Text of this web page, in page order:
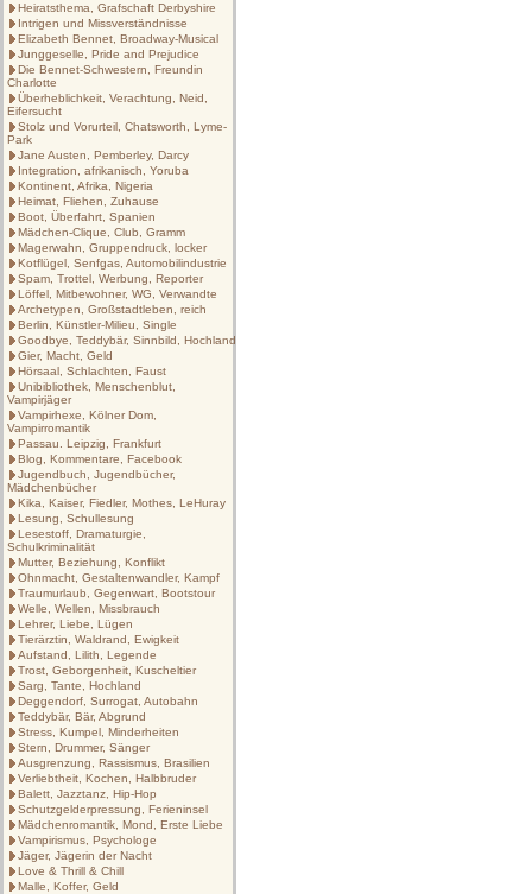
Heiratsthema, Grafschaft Derbyshire
Intrigen und Missverständnisse
Elizabeth Bennet, Broadway-Musical
Junggeselle, Pride and Prejudice
Die Bennet-Schwestern, Freundin
Charlotte
Überheblichkeit, Verachtung, Neid,
Eifersucht
Stolz und Vorurteil, Chatsworth, Lyme-
Park
Jane Austen, Pemberley, Darcy
Integration, afrikanisch, Yoruba
Kontinent, Afrika, Nigeria
Heimat, Fliehen, Zuhause
Boot, Überfahrt, Spanien
Mädchen-Clique, Club, Gramm
Magerwahn, Gruppendruck, locker
Kotflügel, Senfgas, Automobilindustrie
Spam, Trottel, Werbung, Reporter
Löffel, Mitbewohner, WG, Verwandte
Archetypen, Großstadtleben, reich
Berlin, Künstler-Milieu, Single
Goodbye, Teddybär, Sinnbild, Hochland
Gier, Macht, Geld
Hörsaal, Schlachten, Faust
Unibibliothek, Menschenblut,
Vampirjäger
Vampirhexe, Kölner Dom,
Vampirromantik
Passau. Leipzig, Frankfurt
Blog, Kommentare, Facebook
Jugendbuch, Jugendbücher,
Mädchenbücher
Kika, Kaiser, Fiedler, Mothes, LeHuray
Lesung, Schullesung
Lesestoff, Dramaturgie,
Schulkriminalität
Mutter, Beziehung, Konflikt
Ohnmacht, Gestaltenwandler, Kampf
Traumurlaub, Gegenwart, Bootstour
Welle, Wellen, Missbrauch
Lehrer, Liebe, Lügen
Tierärztin, Waldrand, Ewigkeit
Aufstand, Lilith, Legende
Trost, Geborgenheit, Kuscheltier
Sarg, Tante, Hochland
Deggendorf, Surrogat, Autobahn
Teddybär, Bär, Abgrund
Stress, Kumpel, Minderheiten
Stern, Drummer, Sänger
Ausgrenzung, Rassismus, Brasilien
Verliebtheit, Kochen, Halbbruder
Balett, Jazztanz, Hip-Hop
Schutzgelderpressung, Ferieninsel
Mädchenromantik, Mond, Erste Liebe
Vampirismus, Psychologe
Jäger, Jägerin der Nacht
Love & Thrill & Chill
Malle, Koffer, Geld